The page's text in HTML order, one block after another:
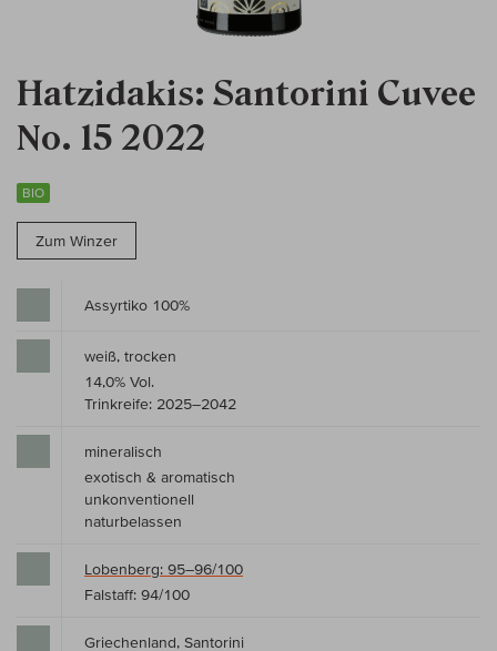
Hatzidakis: Santorini Cuvee
No. 15 2022
BIO
Zum Winzer
Assyrtiko 100%
weiß, trocken
14,0% Vol.
Trinkreife: 2025–2042
mineralisch
exotisch & aromatisch
unkonventionell
naturbelassen
Lobenberg: 95–96/100
Falstaff: 94/100
Griechenland, Santorini